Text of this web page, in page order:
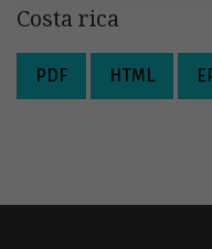
Costa rica
PDF HTML